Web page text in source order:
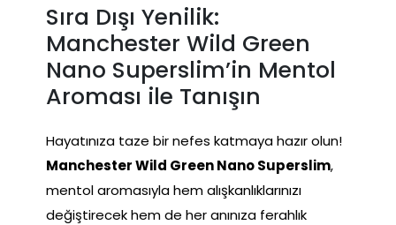
Sıra Dışı Yenilik:
Manchester Wild Green
Nano Superslim’in Mentol
Aroması ile Tanışın
Hayatınıza taze bir nefes katmaya hazır olun!
Manchester Wild Green Nano Superslim,
mentol aromasıyla hem alışkanlıklarınızı
değiştirecek hem de her anınıza ferahlık